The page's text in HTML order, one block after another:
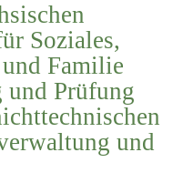
Soziales,
Familie
Prüfung
und